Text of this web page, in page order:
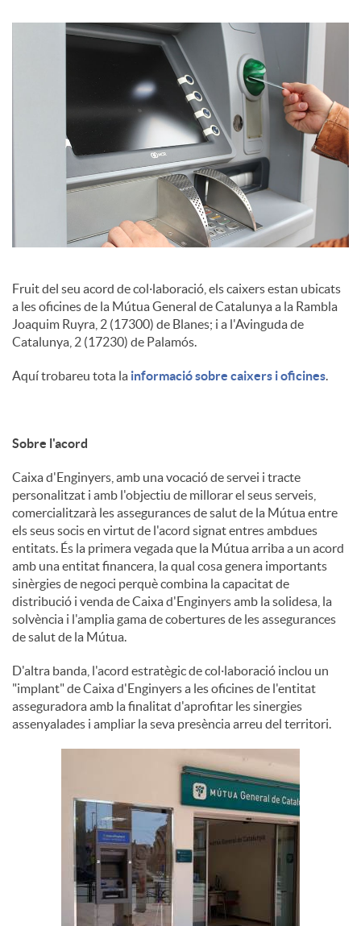
e
i
n
g
u
t
s
Fruit del seu acord de col·laboració, els caixers estan ubicats
a les oficines de la Mútua General de Catalunya a la Rambla
Joaquim Ruyra, 2 (17300) de Blanes; i a l'Avinguda de
Catalunya, 2 (17230) de Palamós.
Aquí trobareu tota la informació sobre caixers i oficines.
Sobre l'acord
Caixa d'Enginyers, amb una vocació de servei i tracte
personalitzat i amb l'objectiu de millorar el seus serveis,
comercialitzarà les assegurances de salut de la Mútua entre
els seus socis en virtut de l'acord signat entres ambdues
entitats. És la primera vegada que la Mútua arriba a un acord
amb una entitat financera, la qual cosa genera importants
sinèrgies de negoci perquè combina la capacitat de
distribució i venda de Caixa d'Enginyers amb la solidesa, la
solvència i l'amplia gama de cobertures de les assegurances
de salut de la Mútua.
D'altra banda, l'acord estratègic de col·laboració inclou un
"implant" de Caixa d'Enginyers a les oficines de l'entitat
asseguradora amb la finalitat d'aprofitar les sinergies
assenyalades i ampliar la seva presència arreu del territori.